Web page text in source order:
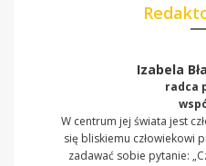
Izabela
radca
W centrum jej świata jest
się bliskiemu człowiekowi
zadawać sobie pytanie: